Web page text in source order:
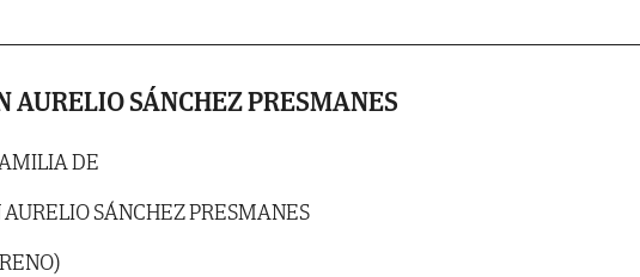
AURELIO SÁNCHEZ PRESMANES
DE
AURELIO SÁNCHEZ PRESMANES